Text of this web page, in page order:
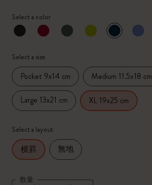
Select a color
選択済
*選択したカラー
Select a size
Pocket 9x14 cm Medium 11.5x18 cm
Large 13x21 cm XL 19x25 cm
Select a layout
横罫 無地
数量